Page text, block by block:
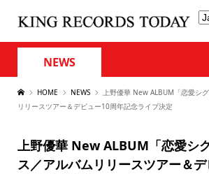
NEWS
HOME NEWS
上野優華 New ALBUM「恋愛シ
リリースツアー＆デビュー10周年記念ライブ決定
上野優華 New ALBUM「恋愛シ
ス／アルバムリリースツアー＆